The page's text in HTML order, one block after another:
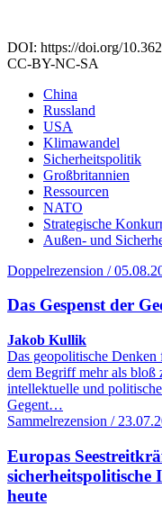
DOI: https://doi.org/
CC-BY-NC-SA
China
Russland
USA
Klimawandel
Sicherheitspolitik
Großbritannien
Ressourcen
NATO
Strategische
Außen- und
Doppelrezension /
Das Gespenst der
Jakob Kullik
Das geopolitische Denken
dem Begriff mehr als bloß
intellektuelle und
Gegent…
Sammelrezension /
Europas
sicherheitspolitische
heute